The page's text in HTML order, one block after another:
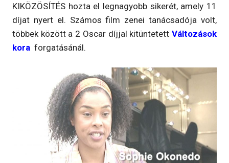
KIKÖZÖSÍTÉS hozta el legnagyobb sikerét, amely 11
díjat nyert el. Számos film zenei tanácsadója volt,
többek között a 2 Oscar díjjal kitüntetett Változások
kora forgatásánál.